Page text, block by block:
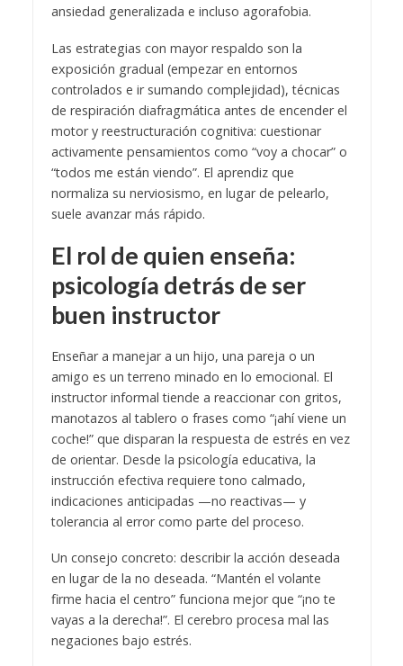
ansiedad generalizada e incluso agorafobia.
Las estrategias con mayor respaldo son la
exposición gradual (empezar en entornos
controlados e ir sumando complejidad), técnicas
de respiración diafragmática antes de encender el
motor y reestructuración cognitiva: cuestionar
activamente pensamientos como “voy a chocar” o
“todos me están viendo”. El aprendiz que
normaliza su nerviosismo, en lugar de pelearlo,
suele avanzar más rápido.
El rol de quien enseña:
psicología detrás de ser
buen instructor
Enseñar a manejar a un hijo, una pareja o un
amigo es un terreno minado en lo emocional. El
instructor informal tiende a reaccionar con gritos,
manotazos al tablero o frases como “¡ahí viene un
coche!” que disparan la respuesta de estrés en vez
de orientar. Desde la psicología educativa, la
instrucción efectiva requiere tono calmado,
indicaciones anticipadas —no reactivas— y
tolerancia al error como parte del proceso.
Un consejo concreto: describir la acción deseada
en lugar de la no deseada. “Mantén el volante
firme hacia el centro” funciona mejor que “¡no te
vayas a la derecha!”. El cerebro procesa mal las
negaciones bajo estrés.